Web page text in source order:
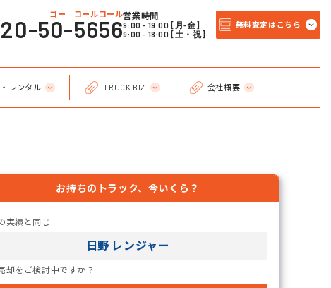
ゴー コールコール
50-5656営業時間
9:00 - 19:00 [月-金]
9:00 - 18:00 [土・祝]
無料査定はこちら
レンタル TRUCK BIZ 会社概要
お持ちのトラック、今いくら？
実績と同じ
日野 レンジャー
却をご検討中ですか？